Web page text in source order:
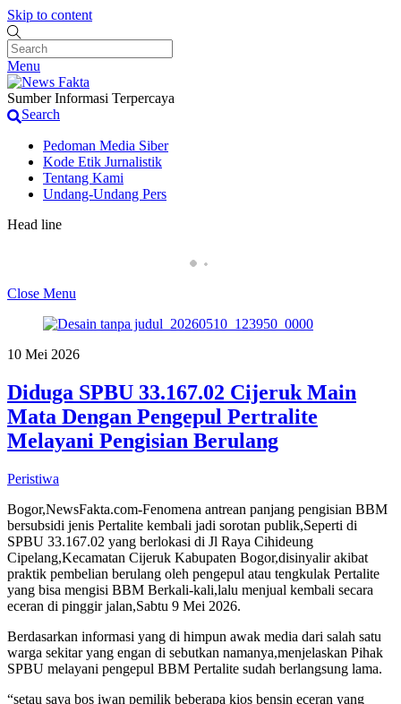
Skip to content
Menu
Sumber Informasi Terpercaya
Search
Pedoman Media Siber
Kode Etik Jurnalistik
Tentang Kami
Undang-Undang Pers
Head line
Penjual Obat Keras di Terminal Laladon Kembali
Close Menu
10 Mei 2026
Diduga SPBU 33.167.02 Cijeruk Main
Mata Dengan Pengepul Pertralite
Melayani Pengisian Berulang
Peristiwa
Bogor,NewsFakta.com-Fenomena antrean panjang pengisian BBM
bersubsidi jenis Pertalite kembali jadi sorotan publik,Seperti di
SPBU 33.167.02 yang berlokasi di Jl Raya Cihideung
Cipelang,Kecamatan Cijeruk Kabupaten Bogor,disinyalir akibat
praktik pembelian berulang oleh pengepul atau tengkulak Pertalite
yang bisa mengisi BBM Berkali-kali,lalu menjual kembali secara
eceran di pinggir jalan,Sabtu 9 Mei 2026.
Berdasarkan informasi yang di himpun awak media dari salah satu
warga sekitar yang engan di sebutkan namanya,menjelaskan Pihak
SPBU melayani pengepul BBM Pertalite sudah berlangsung lama.
“setau saya bos iwan pemilik beberapa kios bensin eceran yang